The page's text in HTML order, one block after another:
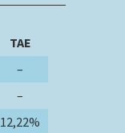
TAE
–
–
12,22%